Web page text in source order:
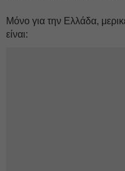
Μόνο για την Ελλάδα,
είναι: